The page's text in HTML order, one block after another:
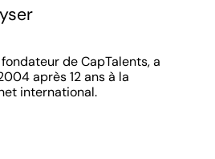
de CapTalents, a
après 12 ans à la
international.